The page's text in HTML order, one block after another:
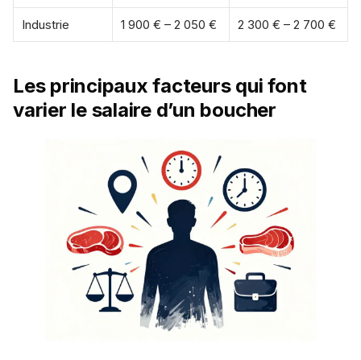
Industrie 1 900 € – 2 050 € 2 300 € – 2 700 €
Les principaux facteurs qui font
varier le salaire d’un boucher